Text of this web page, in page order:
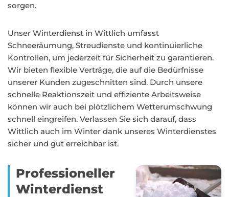
sorgen.
Unser Winterdienst in Wittlich umfasst
Schneeräumung, Streudienste und kontinuierliche
Kontrollen, um jederzeit für Sicherheit zu garantieren.
Wir bieten flexible Verträge, die auf die Bedürfnisse
unserer Kunden zugeschnitten sind. Durch unsere
schnelle Reaktionszeit und effiziente Arbeitsweise
können wir auch bei plötzlichem Wetterumschwung
schnell eingreifen. Verlassen Sie sich darauf, dass
Wittlich auch im Winter dank unseres Winterdienstes
sicher und gut erreichbar ist.
Professioneller
Winterdienst